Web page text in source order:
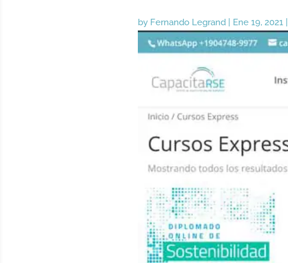
by Fernando Legrand Ene 19, 2021